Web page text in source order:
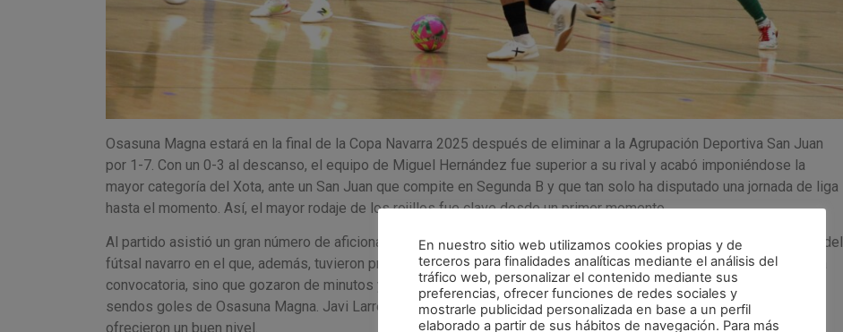
Osasuna Magna estará en la final de la Copa Navarra 2025 después de eliminar a la Agrupación Deportiva San Juan
por 1-7. Con un 0-3 al descanso, el equipo de Miguel Hernández fue superior a su rival y acabó imponiéndose la
mayor categoría del Xota, ante un San Juan que compite en Segunda B y que tan solo ha disputado una jornada de liga
hasta el momento. Así, el mayor rodaje de los rojillos fue clave desde un primer momento.
Al partido asistió un gran número de aficionados en lo que ya es un clásico de este inicio de temporada. Una fiesta del
fútsal navarro en el que, además, tuvieron protagonismo un nutrido número de jugadores de la cantera. No solo en la
convocatoria, sino que gozaron de minutos y dos de ellos vieron portería. Aimar Iraurgi y Oier Amezgaray anotaron
sendos goles de Osasuna Magna. Javi Larrea, Julen Fernández y Mikel Ansó, este último en la portería, también
ofrecieron un buen nivel.
En nuestro sitio web utilizamos cookies propias y de
terceros para finalidades analíticas mediante el análisis del
tráfico web, personalizar el contenido mediante sus
preferencias, ofrecer funciones de redes sociales y
mostrarle publicidad personalizada en base a un perfil
elaborado a partir de sus hábitos de navegación. Para más